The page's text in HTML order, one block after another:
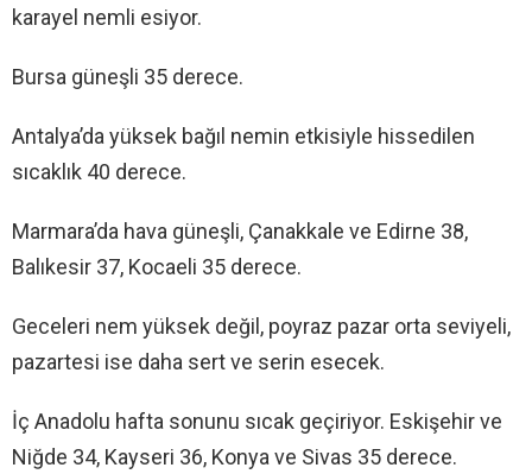
karayel nemli esiyor.
Bursa güneşli 35 derece.
Antalya’da yüksek bağıl nemin etkisiyle hissedilen
sıcaklık 40 derece.
Marmara’da hava güneşli, Çanakkale ve Edirne 38,
Balıkesir 37, Kocaeli 35 derece.
Geceleri nem yüksek değil, poyraz pazar orta seviyeli,
pazartesi ise daha sert ve serin esecek.
İç Anadolu hafta sonunu sıcak geçiriyor. Eskişehir ve
Niğde 34, Kayseri 36, Konya ve Sivas 35 derece.